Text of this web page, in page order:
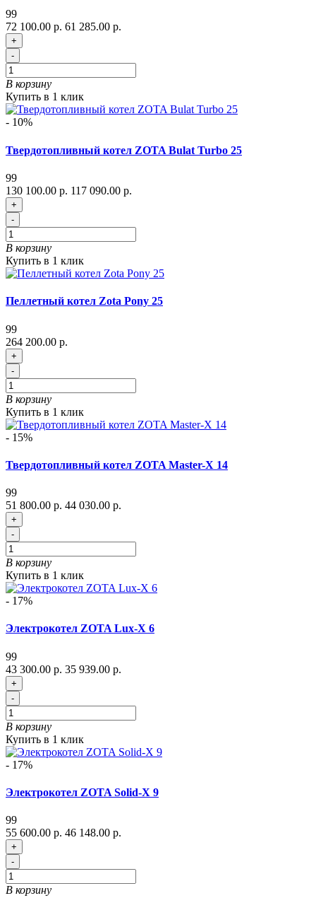
99
72 100.00 р. 61 285.00 р.
+
-
В корзину
Купить в 1 клик
- 10%
Твердотопливный котел ZOTA Bulat Turbo 25
99
130 100.00 р. 117 090.00 р.
+
-
В корзину
Купить в 1 клик
Пеллетный котел Zota Pony 25
99
264 200.00 р.
+
-
В корзину
Купить в 1 клик
- 15%
Твердотопливный котел ZOTA Master-X 14
99
51 800.00 р. 44 030.00 р.
+
-
В корзину
Купить в 1 клик
- 17%
Электрокотел ZOTA Lux-X 6
99
43 300.00 р. 35 939.00 р.
+
-
В корзину
Купить в 1 клик
- 17%
Электрокотел ZOTA Solid-X 9
99
55 600.00 р. 46 148.00 р.
+
-
В корзину